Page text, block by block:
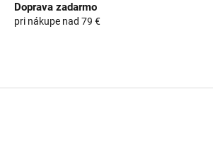
Doprava zadarmo
pri nákupe nad 79 €